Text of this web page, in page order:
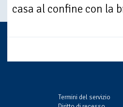
casa al confine con la
Termini del servizio